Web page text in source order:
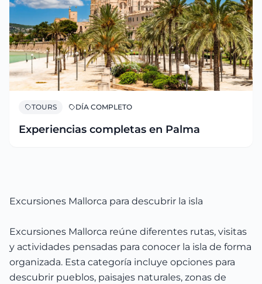
TOURS DÍA COMPLETO
Experiencias completas en Palma
Excursiones Mallorca para descubrir la isla
Excursiones Mallorca reúne diferentes rutas, visitas
y actividades pensadas para conocer la isla de forma
organizada. Esta categoría incluye opciones para
descubrir pueblos, paisajes naturales, zonas de